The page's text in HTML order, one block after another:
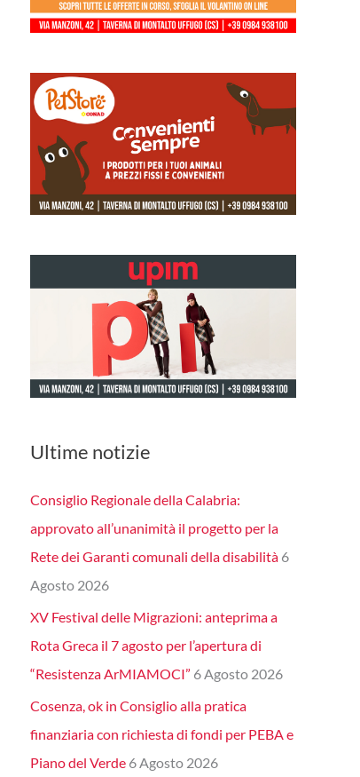
Ultime notizie
Consiglio Regionale della Calabria:
approvato all’unanimità il progetto per la
Rete dei Garanti comunali della disabilità 6
Agosto 2026
XV Festival delle Migrazioni: anteprima a
Rota Greca il 7 agosto per l’apertura di
“Resistenza ArMIAMOCI” 6 Agosto 2026
Cosenza, ok in Consiglio alla pratica
finanziaria con richiesta di fondi per PEBA e
Piano del Verde 6 Agosto 2026